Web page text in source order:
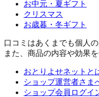
お中元・夏ギフト
クリスマス
お歳暮・冬ギフト
口コミはあくまでも個人
また、商品の内容や効果
おとりよせネットと
ショップ運営者さま
ショップ会員ログイ